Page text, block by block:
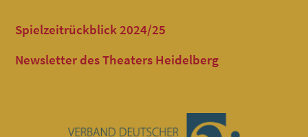
Spielzeitrückblick 2024/25
Newsletter des Theaters Heidelberg